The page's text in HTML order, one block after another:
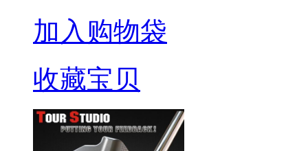
加入购物袋
收藏宝贝